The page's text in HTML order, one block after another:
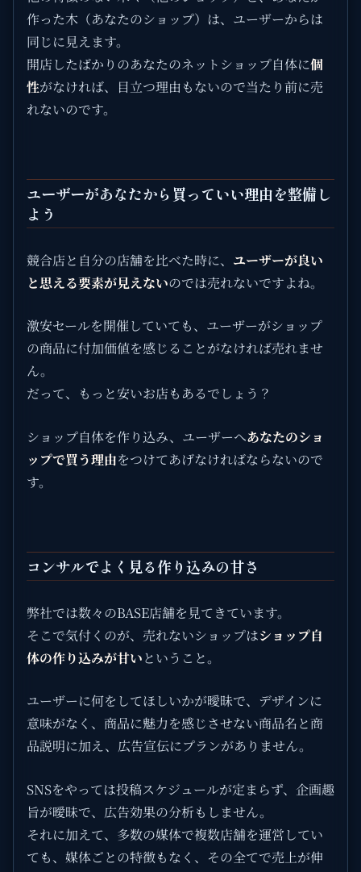
作った木（あなたのショップ）は、ユーザーからは
同じに見えます。
開店したばかりのあなたのネットショップ自体に個
性がなければ、目立つ理由もないので当たり前に売
れないのです。
ユーザーがあなたから買っていい理由を整備し
よう
競合店と自分の店舗を比べた時に、 ユーザーが良い
と思える要素が見えないのでは売れないですよね。
激安セールを開催していても、ユーザーがショップ
の商品に付加価値を感じることがなければ売れませ
ん。
だって、もっと安いお店もあるでしょう？
ショップ自体を作り込み、ユーザーへあなたのショ
ップで買う理由をつけてあげなければならないので
す。
コンサルでよく見る作り込みの甘さ
弊社では数々のBASE店舗を見てきています。
そこで気付くのが、売れないショップはショップ自
体の作り込みが甘いということ。
ユーザーに何をしてほしいかが曖昧で、デザインに
意味がなく、商品に魅力を感じさせない商品名と商
品説明に加え、広告宣伝にプランがありません。
SNSをやっては投稿スケジュールが定まらず、企画趣
旨が曖昧で、広告効果の分析もしません。
それに加えて、多数の媒体で複数店舗を運営してい
ても、媒体ごとの特徴もなく、その全てで売上が伸